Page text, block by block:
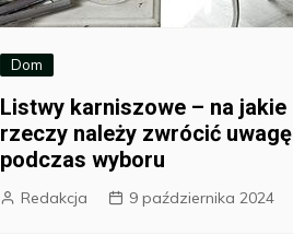
Dom
Listwy karniszowe – na jakie
rzeczy należy zwrócić uwagę
podczas wyboru
Redakcja 9 października 2024